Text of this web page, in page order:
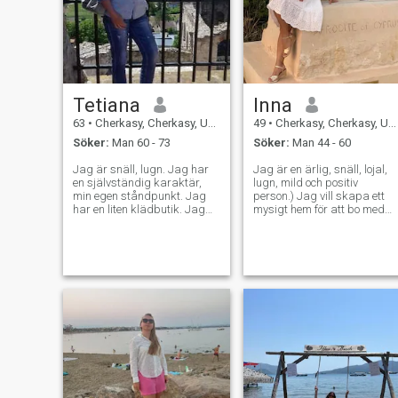
Tetiana
63 • Cherkasy, Cherkasy, Ukraina
Söker: Man 60 - 73
Jag är snäll, lugn. Jag har
en självständig karaktär,
min egen ståndpunkt. Jag
har en liten klädbutik. Jag
Hitchcocks detektiver. Från
musik - Hotel California
och resa. Men inte jag vill
vara ensam.
Inna
49 • Cherkasy, Cherkasy, Ukraina
Söker: Man 44 - 60
Jag är en ärlig, snäll, lojal,
lugn, mild och positiv
person.) Jag vill skapa ett
mysigt hem för att bo med
samma sätt. ”Для мести
приять и тредствать
Förtroende är lätt att förlora
och det är aldrig möjligt att
få tillbaka det. Jag vill att
vårt hem ska vara den